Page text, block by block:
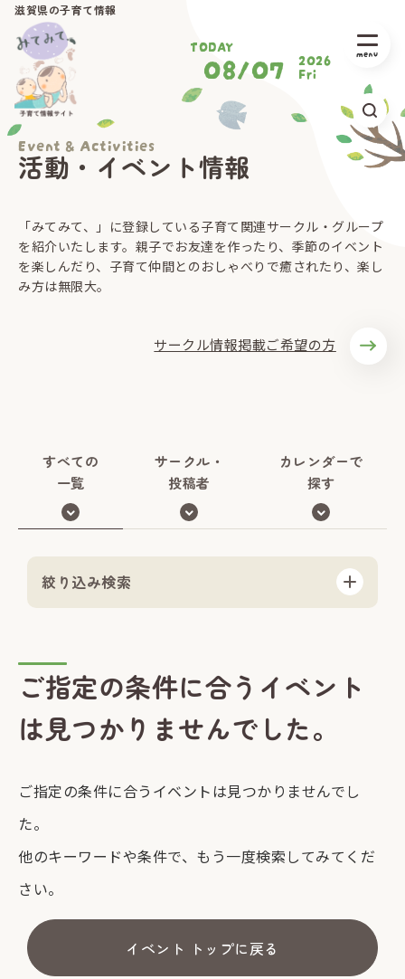
滋賀県の子育て情報
TODAY
2026
08/07 Fri
Event & Activities
活動・イベント情報
「みてみて、」に登録している子育て関連サークル・グループ
を紹介いたします。親子でお友達を作ったり、季節のイベント
を楽しんだり、子育て仲間とのおしゃべりで癒されたり、楽し
み方は無限大。
サークル情報掲載ご希望の方
すべての
一覧
サークル・
投稿者
カレンダーで
探す
絞り込み検索
ご指定の条件に合うイベント
は見つかりませんでした。
ご指定の条件に合うイベントは見つかりませんでし
た。
他のキーワードや条件で、もう一度検索してみてくだ
さい。
イベント トップに戻る